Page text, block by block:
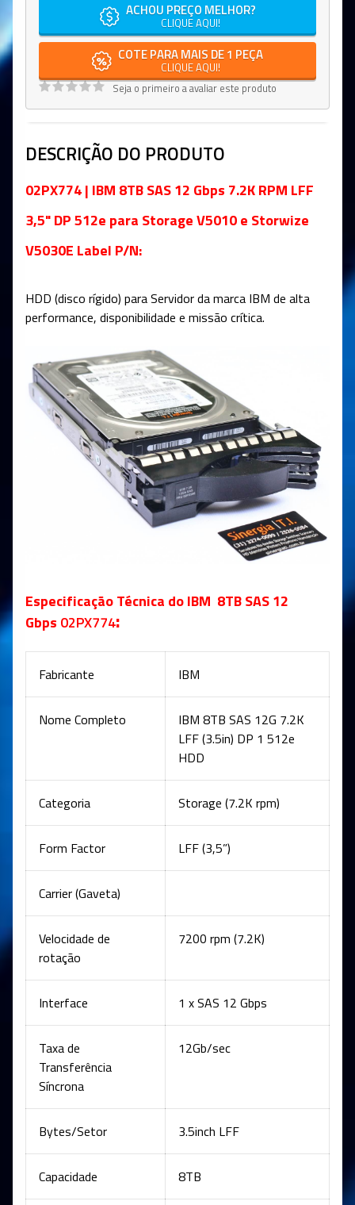
ACHOU PREÇO MELHOR?
CLIQUE AQUI!
COTE PARA MAIS DE 1 PEÇA
CLIQUE AQUI!
Seja o primeiro a avaliar este produto
DESCRIÇÃO DO PRODUTO
02PX774 | IBM 8TB SAS 12 Gbps 7.2K RPM LFF
3,5" DP 512e para Storage V5010 e Storwize
V5030E Label P/N:
HDD (disco rígido) para Servidor da marca IBM de alta
performance, disponibilidade e missão crítica.
Especificação Técnica do IBM 8TB SAS 12
Gbps 02PX774:
Fabricante IBM
Nome Completo
IBM 8TB SAS 12G 7.2K
LFF (3.5in) DP 1 512e
HDD
Categoria Storage (7.2K rpm)
Form Factor LFF (3,5”)
Carrier (Gaveta)
Velocidade de
rotação
7200 rpm (7.2K)
Interface 1 x SAS 12 Gbps
Taxa de
Transferência
Síncrona
12Gb/sec
Bytes/Setor 3.5inch LFF
Capacidade 8TB